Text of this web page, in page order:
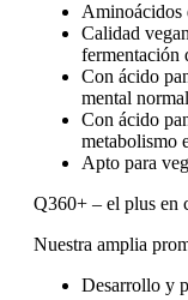
Aminoácidos
Calidad
fermentación
Con ácido
mental normal
Con ácido
metabolismo
Apto para
Q360+ – el plus en
Nuestra amplia
Desarrollo y